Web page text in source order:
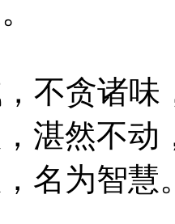
不贪诸
湛然不
名为智慧